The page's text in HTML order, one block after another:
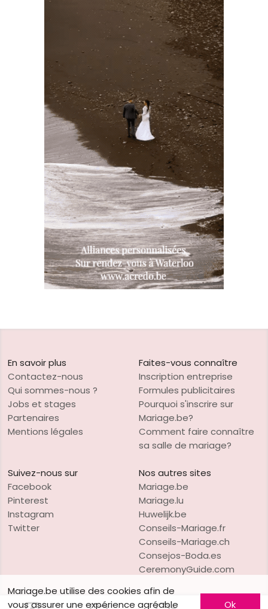
En savoir plus
Contactez-nous
Qui sommes-nous ?
Jobs et stages
Partenaires
Mentions légales
Faites-vous connaître
Inscription entreprise
Formules publicitaires
Pourquoi s'inscrire sur
Mariage.be?
Comment faire connaître
sa salle de mariage?
Suivez-nous sur
Facebook
Pinterest
Instagram
Twitter
Nos autres sites
Mariage.be
Mariage.lu
Huwelijk.be
Conseils-Mariage.fr
Conseils-Mariage.ch
Consejos-Boda.es
CeremonyGuide.com
Mariage.be utilise des cookies afin de
vous assurer une expérience agréable
Ok